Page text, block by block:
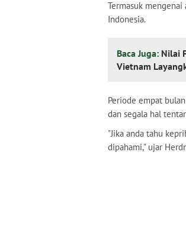
Termasuk
Indonesia.
Baca Juga: Nilai
Vietnam
Periode empat
dan segala hal
"Jika anda tahu
dipahami," ujar